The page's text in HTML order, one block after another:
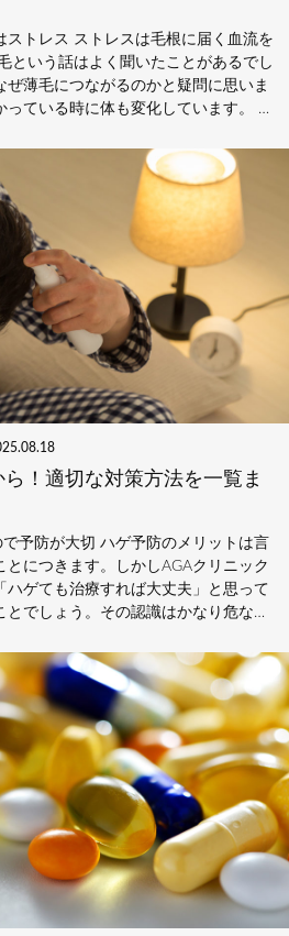
ストレス ストレスは毛根に届く血流を
という話はよく聞いたことがあるでし
ぜ薄毛につながるのかと疑問に思いま
ている時に体も変化しています。 ス
！適切な対策方法を一覧ま
予防が大切 ハゲ予防のメリットは言
とにつきます。しかしAGAクリニック
ハゲても治療すれば大丈夫」と思って
でしょう。その認識はかなり危ない